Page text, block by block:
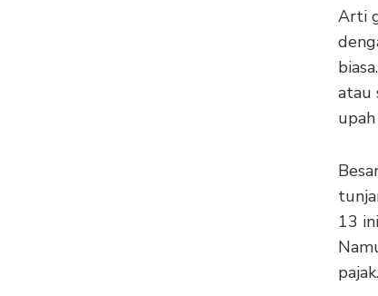
Arti
atau
13
pajak.